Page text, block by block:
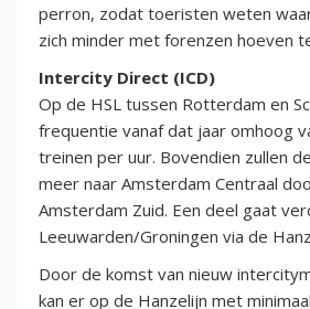
perron, zodat toeristen weten
zich minder met forenzen hoeven
Intercity Direct (ICD)
Op de HSL tussen Rotterdam en
frequentie vanaf dat jaar omhoog
treinen per uur. Bovendien zullen
meer naar Amsterdam Centraal
Amsterdam Zuid. Een deel gaat
Leeuwarden/Groningen via de
Door de komst van nieuw
kan er op de Hanzelijn met